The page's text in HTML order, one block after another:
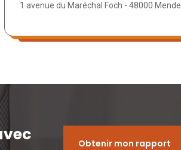
1 avenue du Maréchal Foch - 48000 Mende
Obtenir mon rapport